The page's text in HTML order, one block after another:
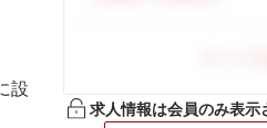
設
求人情報は会員のみ表示